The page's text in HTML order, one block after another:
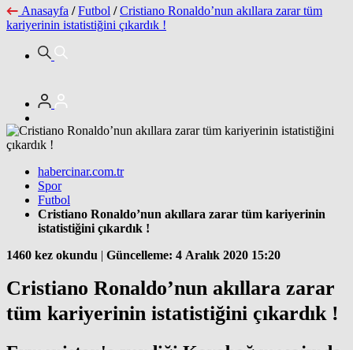
Anasayfa / Futbol / Cristiano Ronaldo’nun akıllara zarar tüm
kariyerinin istatistiğini çıkardık !
habercinar.com.tr
Spor
Futbol
Cristiano Ronaldo’nun akıllara zarar tüm kariyerinin
istatistiğini çıkardık !
1460 kez okundu | Güncelleme: 4 Aralık 2020 15:20
Cristiano Ronaldo’nun akıllara zarar
tüm kariyerinin istatistiğini çıkardık !